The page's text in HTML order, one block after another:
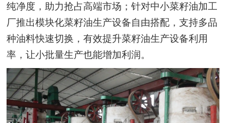
纯净度，助力抢占高端市场；针对中小菜籽油加工
厂推出模块化菜籽油生产设备自由搭配，支持多品
种油料快速切换，有效提升菜籽油生产设备利用
率，让小批量生产也能增加利润。